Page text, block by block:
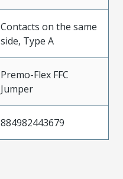
Contacts on the same
side, Type A
Premo-Flex FFC
Jumper
884982443679